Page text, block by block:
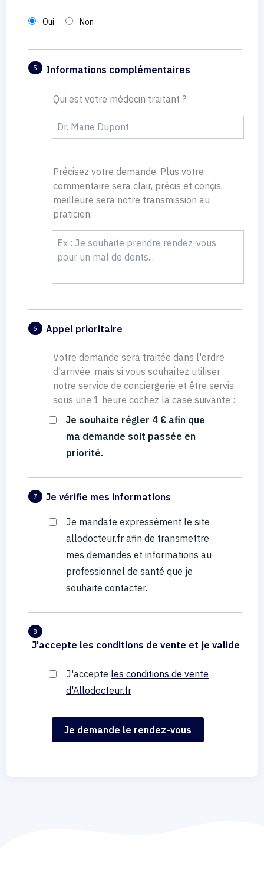
Oui Non
5 Informations complémentaires
Qui est votre médecin traitant ?
Précisez votre demande. Plus votre
commentaire sera clair, précis et conçis,
meilleure sera notre transmission au
praticien.
6 Appel prioritaire
Votre demande sera traitée dans l'ordre
d'arrivée, mais si vous souhaitez utiliser
notre service de conciergerie et être servis
sous une 1 heure cochez la case suivante :
Je souhaite régler 4 € afin que
ma demande soit passée en
priorité.
7 Je vérifie mes informations
Je mandate expressément le site
allodocteur.fr afin de transmettre
mes demandes et informations au
professionnel de santé que je
souhaite contacter.
8
J'accepte les conditions de vente et je valide
J'accepte les conditions de vente
d'Allodocteur.fr